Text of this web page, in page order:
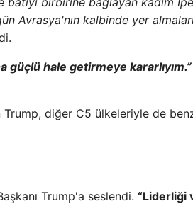
Avrasya'nın kalbinde yer
güçlü hale getirmeye kararlıyım.”
Trump, diğer C5 ülkeleriyle de
Trump'a seslendi. “Liderliği